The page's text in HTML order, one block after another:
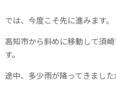
では、今度こそ先に進みます。
高知市から斜めに移動して須
す。
途中、多少雨が降ってきました